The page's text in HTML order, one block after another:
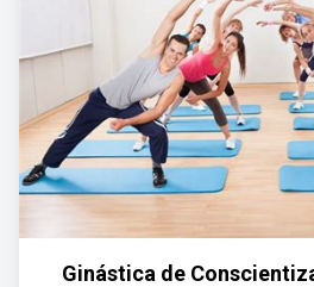
Ginástica de